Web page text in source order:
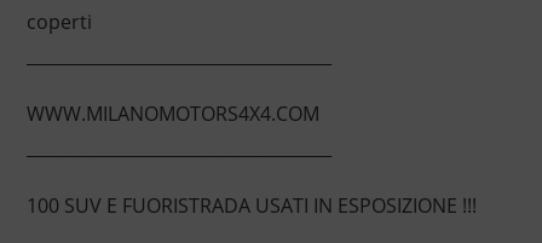
coperti
WWW.MILANOMOTORS4X4.COM
100 SUV E FUORISTRADA USATI IN ESPOSIZIONE !!!